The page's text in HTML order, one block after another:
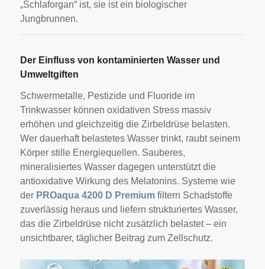
„Schlaforgan“ ist, sie ist ein biologischer
Jungbrunnen.
Der Einfluss von kontaminierten Wasser und
Umweltgiften
Schwermetalle, Pestizide und Fluoride im
Trinkwasser können oxidativen Stress massiv
erhöhen und gleichzeitig die Zirbeldrüse belasten.
Wer dauerhaft belastetes Wasser trinkt, raubt seinem
Körper stille Energiequellen. Sauberes,
mineralisiertes Wasser dagegen unterstützt die
antioxidative Wirkung des Melatonins. Systeme wie
der PROaqua 4200 D Premiumfiltern Schadstoffe
zuverlässig heraus und liefern strukturiertes Wasser,
das die Zirbeldrüse nicht zusätzlich belastet – ein
unsichtbarer, täglicher Beitrag zum Zellschutz.